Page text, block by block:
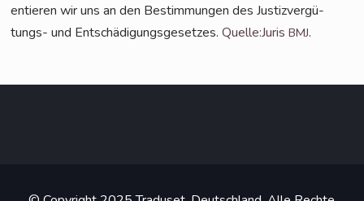
en­tie­ren wir uns an den Bestim­mun­gen des Jus­tiz­ver­gü­
tungs- und Ent­schä­di­gungs­ge­set­zes.Quelle:JurisBMJ.